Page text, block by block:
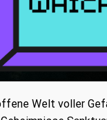
Welt voller